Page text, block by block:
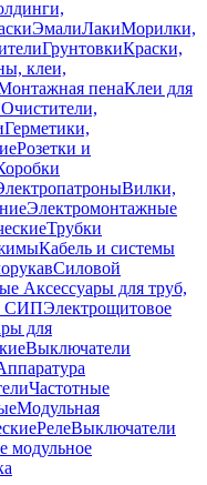
ЭмалиЛакиМорилки,
ГрунтовкиКраски,
клеи,
пенаКлеи для
Очистители,
Герметики,
Розетки и
Вилки,
Электромонтажные
Трубки
Кабель и системы
Силовой
Аксессуары для труб,
СИПЭлектрощитовое
для
Выключатели
Частотные
Модульная
РелеВыключатели
модульное